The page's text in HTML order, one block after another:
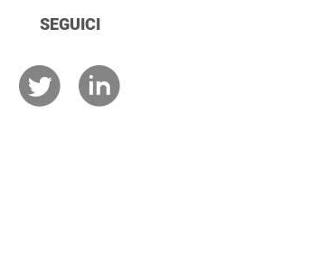
SEGUICI